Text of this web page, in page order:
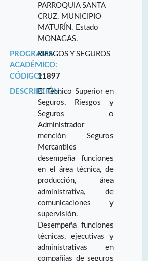
PARROQUIA SANTA
CRUZ. MUNICIPIO
MATURÍN. Estado
MONAGAS.
PROGRAMA
ACADÉMICO:
RIESGOS Y SEGUROS
CÓDIGO:11897
DESCRIPCIÓN:El Técnico Superior en
Seguros, Riesgos y
Seguros o
Administrador
mención Seguros
Mercantiles
desempeña funciones
en el área técnica, de
producción, área
administrativa, de
comunicaciones y
supervisión.
Desempeña funciones
técnicas, ejecutivas y
administrativas en
compañías de seguros